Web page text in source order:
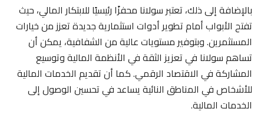
بالإضافة إلى ذلك، تعتبر سولانا محفزًا رئيسيًا للابتكار المالي، حيث
تفتح الأبواب أمام تطوير أدوات استثمارية جديدة تعزز من خيارات
المستثمرين. وبتوفير مستويات عالية من الشفافية، يمكن أن
تساهم سولانا في تعزيز الثقة في الأنظمة المالية وتوسيع
المشاركة في الاقتصاد الرقمي. كما أن تقديم الخدمات المالية
للأشخاص في المناطق النائية يساعد في تحسين الوصول إلى
الخدمات المالية.